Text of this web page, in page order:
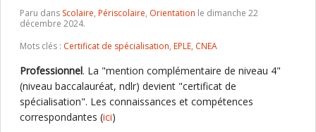
Paru dans Scolaire, Périscolaire, Orientation le dimanche 22
décembre 2024.
Mots clés : Certificat de spécialisation, EPLE, CNEA
Professionnel. La "mention complémentaire de niveau 4"
(niveau baccalauréat, ndlr) devient "certificat de
spécialisation". Les connaissances et compétences
correspondantes (ici)